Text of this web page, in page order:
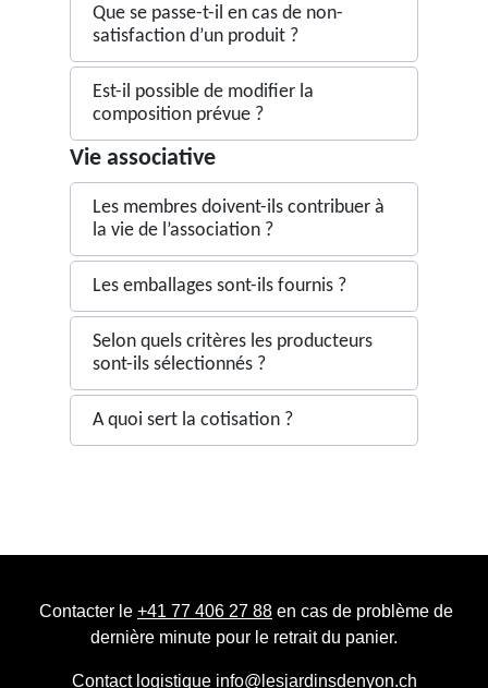
Que se passe-t-il en cas de non-
satisfaction d’un produit ?
Est-il possible de modifier la
composition prévue ?
Vie associative
Les membres doivent-ils contribuer à
la vie de l’association ?
Les emballages sont-ils fournis ?
Selon quels critères les producteurs
sont-ils sélectionnés ?
A quoi sert la cotisation ?
Contacter le +41 77 406 27 88 en cas de problème de
dernière minute pour le retrait du panier.
Contact logistique info@lesjardinsdenyon.ch